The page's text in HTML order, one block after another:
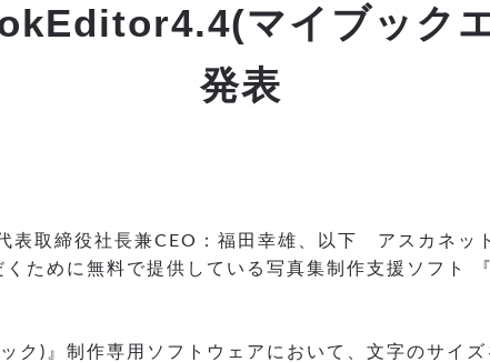
マイブック
発表
表取締役社長兼CEO：福田幸雄、以下 アスカネッ
くために無料で提供している写真集制作支援ソフ
ク)』制作専用ソフトウェアにおいて、文字のサイ